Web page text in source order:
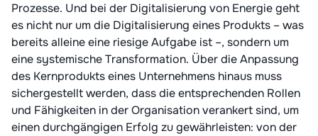
Prozesse. Und bei der Digitalisierung von Energie geht
es nicht nur um die Digitalisierung eines Produkts – was
bereits alleine eine riesige Aufgabe ist –, sondern um
eine systemische Transformation. Über die Anpassung
des Kernprodukts eines Unternehmens hinaus muss
sichergestellt werden, dass die entsprechenden Rollen
und Fähigkeiten in der Organisation verankert sind, um
einen durchgängigen Erfolg zu gewährleisten: von der